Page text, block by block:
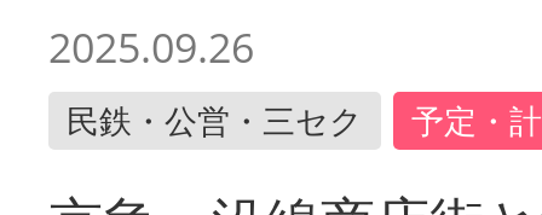
2025.09.26
民鉄・公営・三セク 予定・